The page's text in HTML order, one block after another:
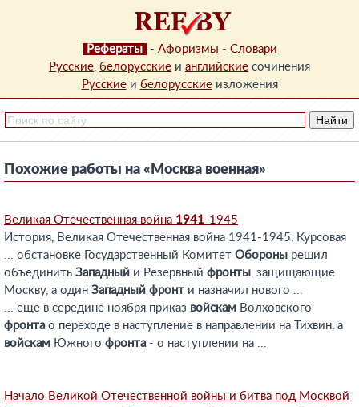
Рефераты - Афоризмы - Словари
Русские, белорусские и английские сочинения
Русскиеи белорусскиеизложения
Похожие работы на «Москва военная»
Великая Отечественная война 1941-1945
История, Великая Отечественная война 1941-1945, Курсовая
... обстановке Государственный Комитет Обороны решил
объединить Западный и Резервный фронты, защищающие
Москву, а один Западный фронт и назначил нового ...
... еще в середине ноября приказ войскам Волховского
фронта о переходе в наступление в направлении на Тихвин, а
войскам Южного фронта - о наступлении на ...
Начало Великой Отечественной войны и битва под Москвой